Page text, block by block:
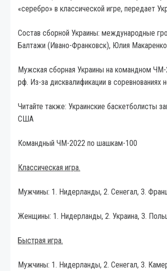
«серебро» в классической игре, передает
Состав сборной Украины: международные
Балтажи (Ивано-Франковск), Юлия
Мужская сборная Украины на командном ЧМ-
рф. Из-за дисквалификации в соревнованиях
Читайте также: Украинские баскетболисты
США
Командный ЧМ-2022 по шашкам-100
Классическая игра.
Мужчины: 1. Нидерланды, 2. Сенегал, 3.
Женщины: 1. Нидерланды, 2. Украина, 3.
Быстрая игра.
Мужчины: 1. Нидерланды, 2. Сенегал, 3.